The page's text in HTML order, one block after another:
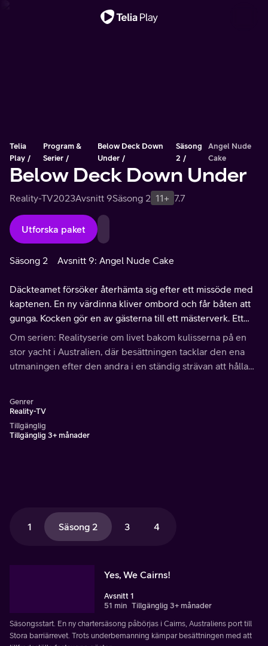
Telia
Play
Program &
Serier
Below Deck Down
Under
Säsong
2
Angel Nude
Cake
Below Deck Down Under
Reality-TV2023Avsnitt 9Säsong 2 11+ 7.7
Utforska paket
Säsong 2 Avsnitt 9: Angel Nude Cake
Däckteamet försöker återhämta sig efter ett missöde med
kaptenen. En ny värdinna kliver ombord och får båten att
gunga. Kocken gör en av gästerna till ett mästerverk. Ett
nytt par som bildas under en utekväll får avundsjukan att
växa inom vissa.
Om serien: Realityserie om livet bakom kulisserna på en
stor yacht i Australien, där besättningen tacklar den ena
utmaningen efter den andra i en ständig strävan att hålla
Genrer
Reality-TV
Tillgänglig
Tillgänglig 3+ månader
1 Säsong 2 3 4
Yes, We Cairns!
Avsnitt 1
51 min Tillgänglig 3+ månader
Säsongsstart. En ny chartersäsong påbörjas i Cairns, Australiens port till
Stora barriärrevet. Trots underbemanning kämpar besättningen med att